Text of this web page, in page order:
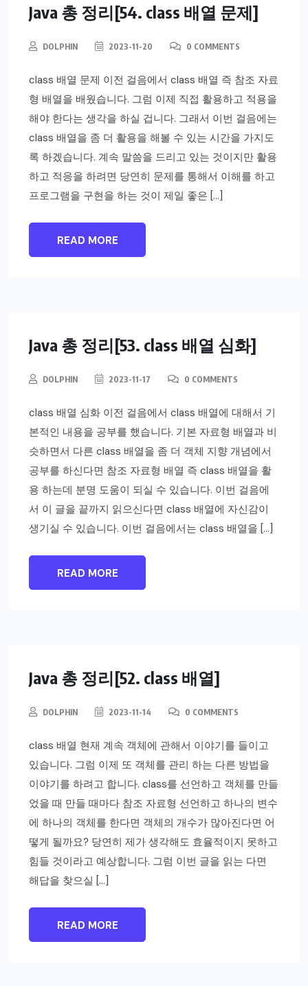
Java 총 정리[54. class 배열 문제]
DOLPHIN 2023-11-20 0 COMMENTS
class 배열 문제 이전 걸음에서 class 배열 즉 참조 자료
형 배열을 배웠습니다. 그럼 이제 직접 활용하고 적용을
해야 한다는 생각을 하실 겁니다. 그래서 이번 걸음에는
class 배열을 좀 더 활용을 해볼 수 있는 시간을 가지도
록 하겠습니다. 계속 말씀을 드리고 있는 것이지만 활용
하고 적응을 하려면 당연히 문제를 통해서 이해를 하고
프로그램을 구현을 하는 것이 제일 좋은 […]
READ MORE
Java 총 정리[53. class 배열 심화]
DOLPHIN 2023-11-17 0 COMMENTS
class 배열 심화 이전 걸음에서 class 배열에 대해서 기
본적인 내용을 공부를 했습니다. 기본 자료형 배열과 비
슷하면서 다른 class 배열을 좀 더 객체 지향 개념에서
공부를 하신다면 참조 자료형 배열 즉 class 배열을 활
용 하는데 분명 도움이 되실 수 있습니다. 이번 걸음에
서 이 글을 끝까지 읽으신다면 class 배열에 자신감이
생기실 수 있습니다. 이번 걸음에서는 class 배열을 […]
READ MORE
Java 총 정리[52. class 배열]
DOLPHIN 2023-11-14 0 COMMENTS
class 배열 현재 계속 객체에 관해서 이야기를 들이고
있습니다. 그럼 이제 또 객체를 관리 하는 다른 방법을
이야기를 하려고 합니다. class를 선언하고 객체를 만들
었을 때 만들 때마다 참조 자료형 선언하고 하나의 변수
에 하나의 객체를 한다면 객체의 개수가 많아진다면 어
떻게 될까요? 당연히 제가 생각해도 효율적이지 못하고
힘들 것이라고 예상합니다. 그럼 이번 글을 읽는 다면
해답을 찾으실 […]
READ MORE